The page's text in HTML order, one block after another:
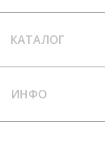
КАТАЛОГ
ИНФО